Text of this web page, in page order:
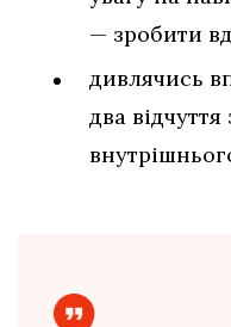
— зробити
дивлячись
два